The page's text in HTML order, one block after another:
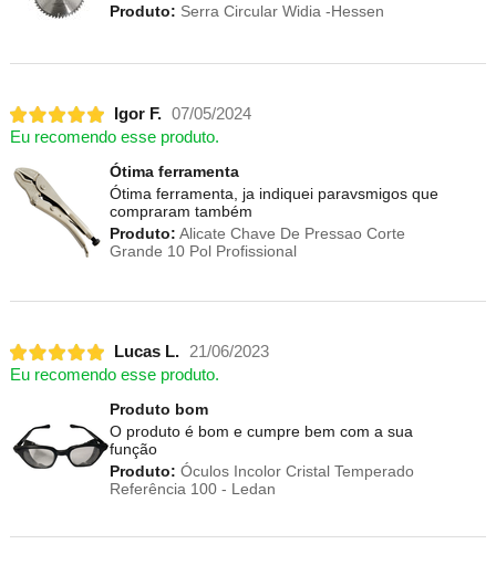
Produto: Serra Circular Widia -Hessen
Igor F. 07/05/2024
Eu recomendo esse produto.
Ótima ferramenta
Ótima ferramenta, ja indiquei paravsmigos que
compraram também
Produto: Alicate Chave De Pressao Corte
Grande 10 Pol Profissional
Lucas L. 21/06/2023
Eu recomendo esse produto.
Produto bom
O produto é bom e cumpre bem com a sua
função
Produto: Óculos Incolor Cristal Temperado
Referência 100 - Ledan